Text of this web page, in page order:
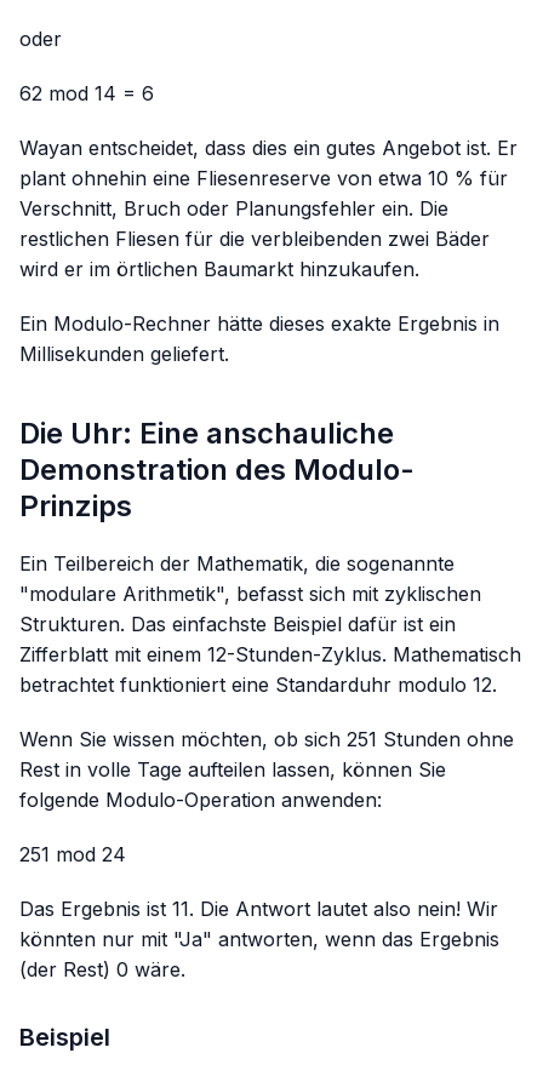
oder
62 mod 14 = 6
Wayan entscheidet, dass dies ein gutes Angebot ist. Er
plant ohnehin eine Fliesenreserve von etwa 10 % für
Verschnitt, Bruch oder Planungsfehler ein. Die
restlichen Fliesen für die verbleibenden zwei Bäder
wird er im örtlichen Baumarkt hinzukaufen.
Ein Modulo-Rechner hätte dieses exakte Ergebnis in
Millisekunden geliefert.
Die Uhr: Eine anschauliche
Demonstration des Modulo-
Prinzips
Ein Teilbereich der Mathematik, die sogenannte
"modulare Arithmetik", befasst sich mit zyklischen
Strukturen. Das einfachste Beispiel dafür ist ein
Zifferblatt mit einem 12-Stunden-Zyklus. Mathematisch
betrachtet funktioniert eine Standarduhr modulo 12.
Wenn Sie wissen möchten, ob sich 251 Stunden ohne
Rest in volle Tage aufteilen lassen, können Sie
folgende Modulo-Operation anwenden:
251 mod 24
Das Ergebnis ist 11. Die Antwort lautet also nein! Wir
könnten nur mit "Ja" antworten, wenn das Ergebnis
(der Rest) 0 wäre.
Beispiel